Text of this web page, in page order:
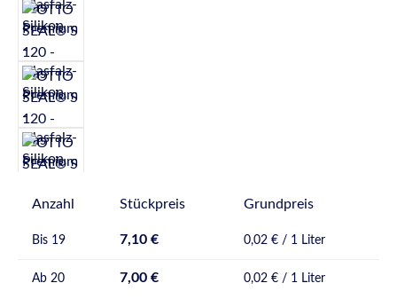
Anzahl Stückpreis Grundpreis
Bis 19 7,10 € 0,02 € / 1 Liter
Ab 20 7,00 € 0,02 € / 1 Liter